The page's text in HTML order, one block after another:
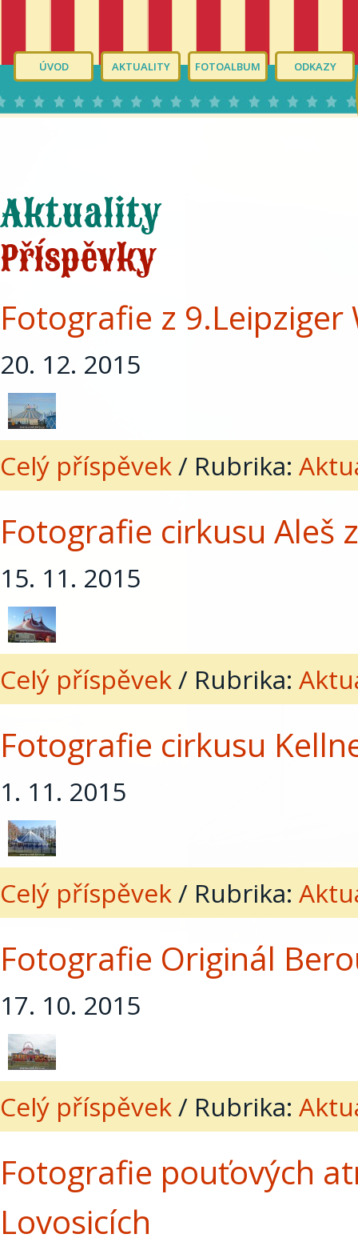
ÚVOD AKTUALITY FOTOALBUM ODKAZY
Aktuality
Příspěvky
Fotografie z
20. 12. 2015
Celý příspěvek/ Rubrika:
Fotografie cirkusu Aleš
15. 11. 2015
Celý příspěvek/ Rubrika:
Fotografie cirkusu
1. 11. 2015
Celý příspěvek/ Rubrika:
Fotografie Originál
17. 10. 2015
Celý příspěvek/ Rubrika:
Fotografie pouťových
Lovosicích